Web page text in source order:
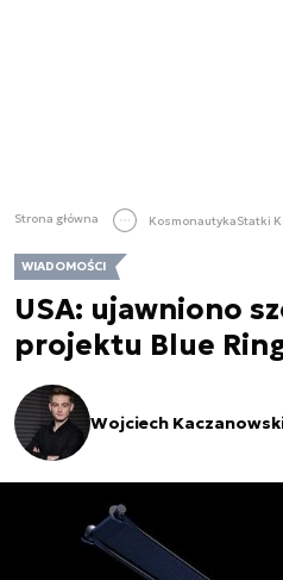
Strona główna KosmonautykaStatki
WIADOMOŚCI
USA: ujawniono
projektu Blue
Wojciech